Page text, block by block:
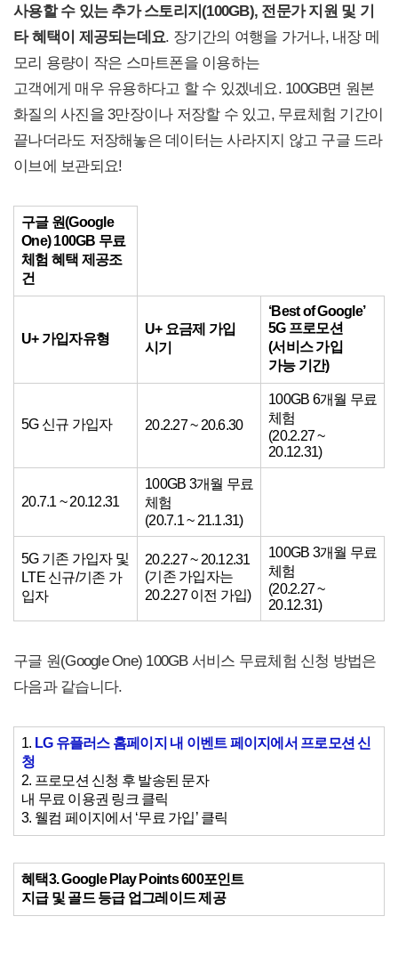
사용할 수 있는 추가 스토리지(100GB), 전문가 지원 및 기
타 혜택이 제공되는데요. 장기간의 여행을 가거나, 내장 메
모리 용량이 작은 스마트폰을 이용하는
고객에게 매우 유용하다고 할 수 있겠네요. 100GB면 원본
화질의 사진을 3만장이나 저장할 수 있고, 무료체험 기간이
끝나더라도 저장해놓은 데이터는 사라지지 않고 구글 드라
이브에 보관되요!
구글 원(Google
One) 100GB 무료
체험 혜택 제공조
건
U+ 가입자유형
U+ 요금제 가입
시기
‘Best of Google’
5G 프로모션
(서비스 가입
가능 기간)
5G 신규 가입자 20.2.27 ~ 20.6.30
100GB 6개월 무료
체험
(20.2.27 ~
20.12.31)
20.7.1 ~ 20.12.31
100GB 3개월 무료
체험
(20.7.1 ~ 21.1.31)
5G 기존 가입자 및
LTE 신규/기존 가
입자
20.2.27 ~ 20.12.31
(기존 가입자는
20.2.27 이전 가입)
100GB 3개월 무료
체험
(20.2.27 ~
20.12.31)
구글 원(Google One) 100GB 서비스 무료체험 신청 방법은
다음과 같습니다.
1. LG 유플러스 홈페이지 내 이벤트 페이지에서 프로모션 신
청
2. 프로모션 신청 후 발송된 문자
내 무료 이용권 링크 클릭
3. 웰컴 페이지에서 ‘무료 가입’ 클릭
혜택3. Google Play Points 600포인트
지급 및 골드 등급 업그레이드 제공